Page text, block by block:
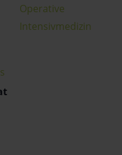
Operative
Intensivmedizin